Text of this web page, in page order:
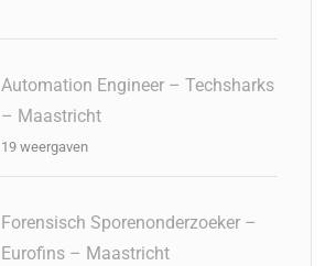
Automation Engineer – Techsharks
– Maastricht
19 weergaven
Forensisch Sporenonderzoeker –
Eurofins – Maastricht